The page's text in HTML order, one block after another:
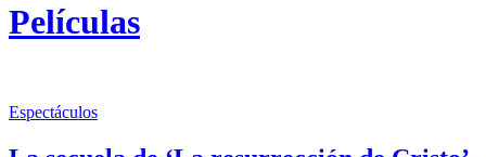
Películas
Espectáculos